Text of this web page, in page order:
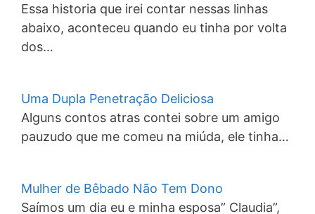
Essa historia que irei contar nessas linhas
abaixo, aconteceu quando eu tinha por volta
dos…
Uma Dupla Penetração Deliciosa
Alguns contos atras contei sobre um amigo
pauzudo que me comeu na miúda, ele tinha…
Mulher de Bêbado Não Tem Dono
Saímos um dia eu e minha esposa” Claudia”,